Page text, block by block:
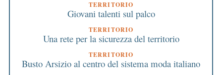
TERRITORIO
Giovani talenti sul palco
TERRITORIO
Una rete per la sicurezza del territorio
TERRITORIO
Busto Arsizio al centro del sistema moda italiano